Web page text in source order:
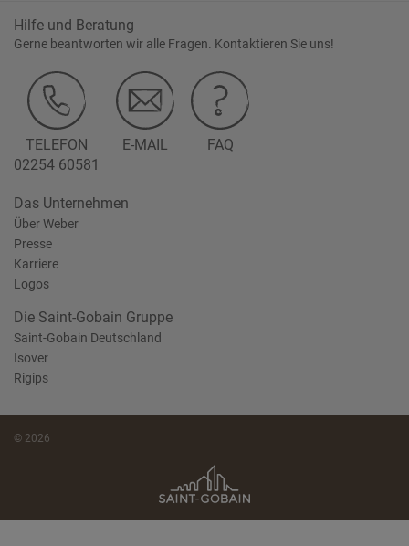
Hilfe und Beratung
Gerne beantworten wir alle Fragen. Kontaktieren Sie uns!
TELEFON
02254 60581
E-MAIL FAQ
Das Unternehmen
Über Weber
Presse
Karriere
Logos
Die Saint-Gobain Gruppe
Saint-Gobain Deutschland
Isover
Rigips
© 2026